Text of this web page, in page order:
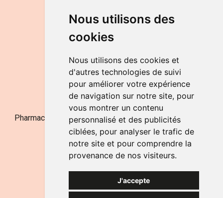
Nous utilisons des
cookies
Nous utilisons des cookies et
d'autres technologies de suivi
pour améliorer votre expérience
de navigation sur notre site, pour
vous montrer un contenu
personnalisé et des publicités
ciblées, pour analyser le trafic de
notre site et pour comprendre la
provenance de nos visiteurs.
J'accepte
DU LUNDI AU VENDREDI
de 9h à 12h30 et de 14h à 18h
LE SAMEDI
de 9h à 12h30
NOUS CONTACTER
Pharmacie Jufarma - Fatima Abachra - APB 521704 - N°
Entreprise BE0882-700-592